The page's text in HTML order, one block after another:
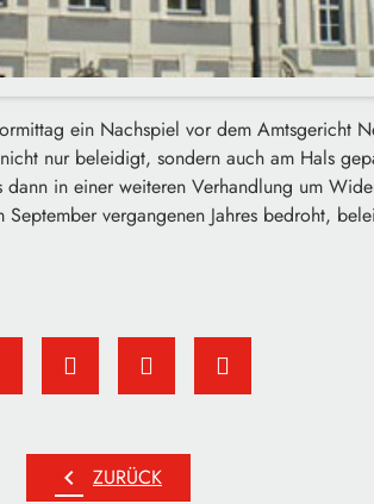
ein Nachspiel vor dem Amtsgericht
nur beleidigt, sondern auch am Hals
in einer weiteren Verhandlung um
vergangenen Jahres bedroht,
chevron_left ZURÜCK